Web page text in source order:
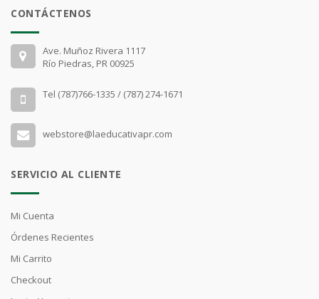
CONTÁCTENOS
Ave. Muñoz Rivera 1117
Río Piedras, PR 00925
Tel (787)766-1335 / (787) 274-1671
webstore@laeducativapr.com
SERVICIO AL CLIENTE
Mi Cuenta
Órdenes Recientes
Mi Carrito
Checkout